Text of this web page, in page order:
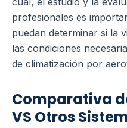
profesionales es
puedan determinar si la
las condiciones
de climatización por
Comparativa
VS Otros